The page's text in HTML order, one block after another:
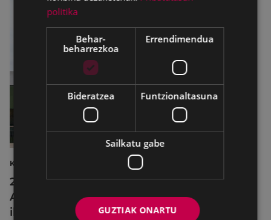
KULTURA
2026ko Delta Cultura Saria jaso du
Armagintzaren Museoak, izandako
ibilbideagatik
politika
Behar-
beharrezkoa
Errendimendua
Bideratzea Funtzionaltasuna
Sailkatu gabe
GUZTIAK ONARTU